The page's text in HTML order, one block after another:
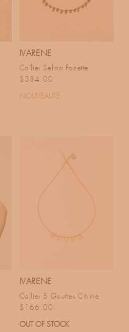
IVARENE
Collier Selma Facette
Prix habituel
$384.00
NOUVEAUTÉ
IVARENE
Collier 5 Gouttes Citrine
Prix habituel
$166.00
OUT OF STOCK